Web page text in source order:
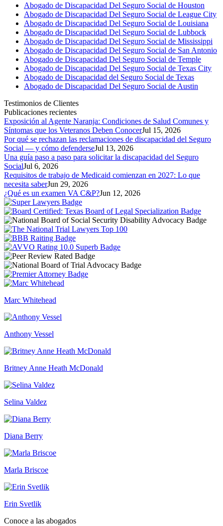
Abogado de Discapacidad Del Seguro Social de Houston
Abogado de Discapacidad Del Seguro Social de League City
Abogado de Discapacidad Del Seguro Social de Louisiana
Abogado de Discapacidad Del Seguro Social de Lubbock
Abogado de Discapacidad Del Seguro Social de Mississippi
Abogado de Discapacidad Del Seguro Social de San Antonio
Abogado de Discapacidad Del Seguro Social de Temple
Abogado de Discapacidad Del Seguro Social de Texas City
Abogado de Discapacidad del Seguro Social de Texas
Abogado de Discapacidad Del Seguro Social de Austin
Testimonios de Clientes
Publicaciones recientes
Exposición al Agente Naranja: Condiciones de Salud Comunes y
Síntomas que los Veteranos Deben ConocerJul 15, 2026
Por qué se rechazan las reclamaciones de discapacidad del Seguro
Social — y cómo defenderseJul 13, 2026
Una guía paso a paso para solicitar la discapacidad del Seguro
SocialJul 6, 2026
Requisitos de trabajo de Medicaid comienzan en 2027: Lo que
necesita saberJun 29, 2026
¿Qué es un examen VA C&P?Jun 12, 2026
Marc Whitehead
Anthony Vessel
Britney Anne Heath McDonald
Selina Valdez
Diana Berry
Marla Briscoe
Erin Svetlik
Conoce a las abogados